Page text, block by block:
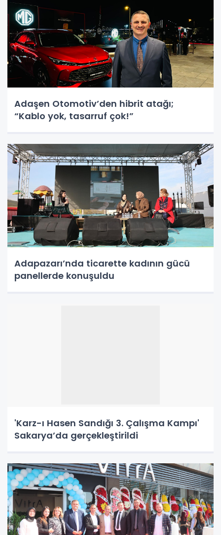
Adaşen Otomotiv’den hibrit atağı;
“Kablo yok, tasarruf çok!”
Adapazarı’nda ticarette kadının gücü
panellerde konuşuldu
'Karz-ı Hasen Sandığı 3. Çalışma Kampı'
Sakarya’da gerçekleştirildi